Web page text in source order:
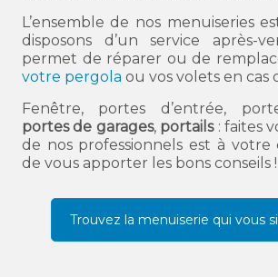
L’ensemble de nos menuiseries
disposons d’un service après-
permet de réparer ou de
votre pergola ou vos volets en cas
Fenêtre, portes d’entrée,
portes de garages, portails: faites
de nos professionnels est à votre
de vous apporter les bons conseils !
Trouvez la menuiserie qui vous